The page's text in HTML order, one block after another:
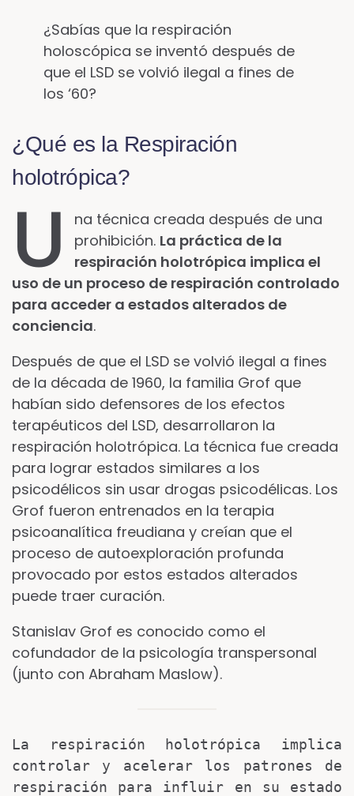
¿Sabías que la respiración
holoscópica se inventó después de
que el LSD se volvió ilegal a fines de
los ‘60?
¿Qué es la Respiración
holotrópica?
U
na técnica creada después de una
prohibición. La práctica de la
respiración holotrópica implica el
uso de un proceso de respiración controlado
para acceder a estados alterados de
conciencia.
Después de que el LSD se volvió ilegal a fines
de la década de 1960, la familia Grof que
habían sido defensores de los efectos
terapéuticos del LSD, desarrollaron la
respiración holotrópica. La técnica fue creada
para lograr estados similares a los
psicodélicos sin usar drogas psicodélicas. Los
Grof fueron entrenados en la terapia
psicoanalítica freudiana y creían que el
proceso de autoexploración profunda
provocado por estos estados alterados
puede traer curación.
Stanislav Grof es conocido como el
cofundador de la psicología transpersonal
(junto con Abraham Maslow).
La respiración holotrópica implica
controlar y acelerar los patrones de
respiración para influir en su estado